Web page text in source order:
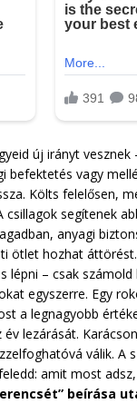
új irányt vesznek
befektetés vagy
Költs felelősen,
segítenek
anyagi
ötlet hozhat
– csak számold
egyszerre. Egy
a legnagyobb
lezárását.
válik. A
amit most
beírása